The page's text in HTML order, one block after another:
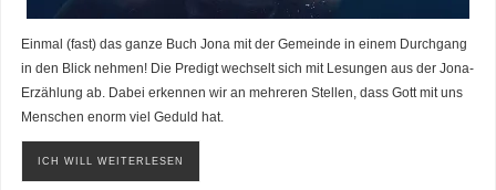
Einmal (fast) das ganze Buch Jona mit der Gemeinde in einem Durchgang
in den Blick nehmen! Die Predigt wechselt sich mit Lesungen aus der Jona-
Erzählung ab. Dabei erkennen wir an mehreren Stellen, dass Gott mit uns
Menschen enorm viel Geduld hat.
ICH WILL WEITERLESEN